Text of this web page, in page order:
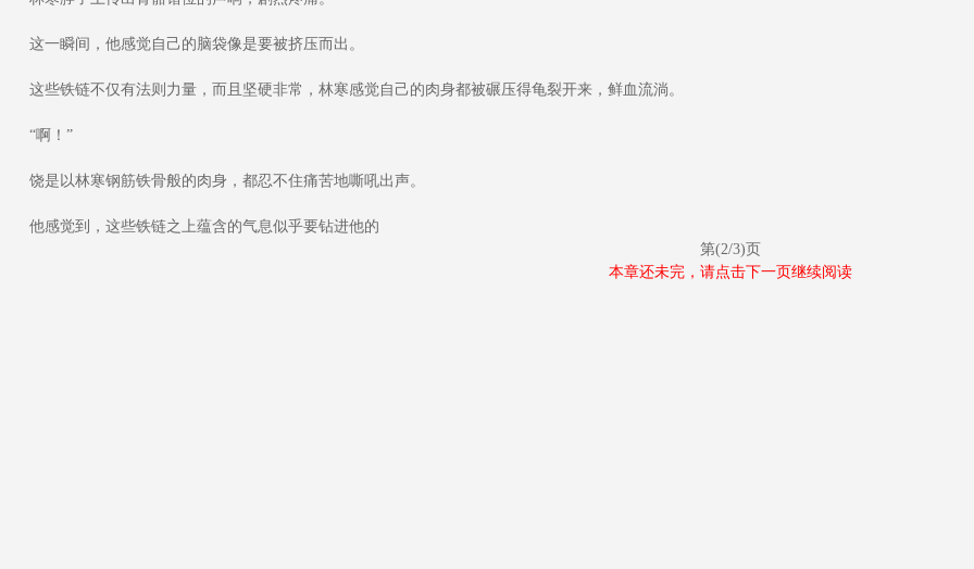
这一瞬间，他感觉自己的脑袋像是要被挤压而出。
这些铁链不仅有法则力量，而且坚硬非常，林寒感觉自己的肉身都被碾压得龟裂开来，鲜血流淌。
“啊！”
饶是以林寒钢筋铁骨般的肉身，都忍不住痛苦地嘶吼出声。
他感觉到，这些铁链之上蕴含的气息似乎要钻进他的
第(2/3)页
本章还未完，请点击下一页继续阅读